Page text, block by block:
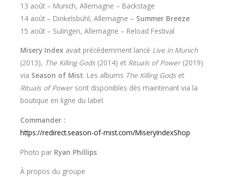
13 août – Munich, Allemagne – Backstage
14 août – Dinkelsbühl, Allemagne – Summer Breeze
15 août – Sulingen, Allemagne – Reload Festival
Misery Index avait précédemment lancé Live in Munich
(2013), The Killing Gods(2014) et Rituals of Power(2019)
via Season of Mist. Les albums The Killing Godset
Rituals of Powersont disponibles dès maintenant via la
boutique en ligne du label.
Commander :
https://redirect.season-of-mist.com/MiseryIndexShop
Photo par Ryan Phillips
À propos du groupe